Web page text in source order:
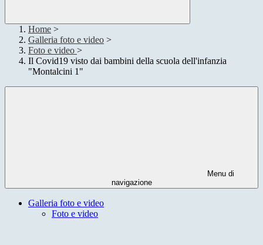
Home >
Galleria foto e video >
Foto e video >
Il Covid19 visto dai bambini della scuola dell'infanzia
"Montalcini 1"
Menu di
navigazione
Galleria foto e video
Foto e video